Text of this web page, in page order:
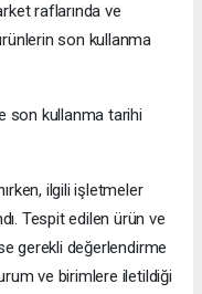
raflarında ve
son kullanma
son kullanma tarihi
ilgili işletmeler
Tespit edilen ürün ve
gerekli değerlendirme
ve birimlere iletildiği